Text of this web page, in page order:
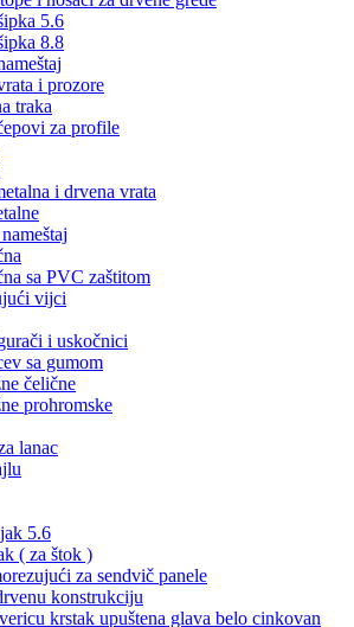
5.6
8.8
i prozore
traka
za profile
i drvena vrata
sa PVC zaštitom
vijci
i uskočnici
sa gumom
čelične
prohromske
lanac
5.6
( za štok )
za sendvič panele
konstrukciju
krstak upuštena glava belo cinkovan